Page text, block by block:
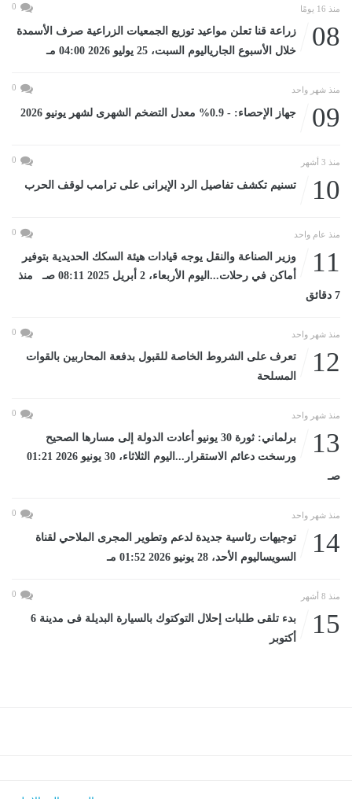
منذ 16 يومًا 0
08
زراعة قنا تعلن مواعيد توزيع الجمعيات الزراعية صرف الأسمدة
خلال الأسبوع الجارياليوم السبت، 25 يوليو 2026 04:00 مـ
منذ شهر واحد 0
09 جهاز الإحصاء: - 0.9% معدل التضخم الشهرى لشهر يونيو 2026
منذ 3 أشهر 0
10 تسنيم تكشف تفاصيل الرد الإيرانى على ترامب لوقف الحرب
منذ عام واحد 0
11
وزير الصناعة والنقل يوجه قيادات هيئة السكك الحديدية بتوفير
أماكن في رحلات...اليوم الأربعاء، 2 أبريل 2025 08:11 صـ منذ
7 دقائق
منذ شهر واحد 0
12
تعرف على الشروط الخاصة للقبول بدفعة المحاربين بالقوات
المسلحة
منذ شهر واحد 0
13
برلماني: ثورة 30 يونيو أعادت الدولة إلى مسارها الصحيح
ورسخت دعائم الاستقرار...اليوم الثلاثاء، 30 يونيو 2026 01:21
صـ
منذ شهر واحد 0
14
توجيهات رئاسية جديدة لدعم وتطوير المجرى الملاحي لقناة
السويساليوم الأحد، 28 يونيو 2026 01:52 مـ
منذ 8 أشهر 0
15
بدء تلقى طلبات إحلال التوكتوك بالسيارة البديلة فى مدينة 6
أكتوبر